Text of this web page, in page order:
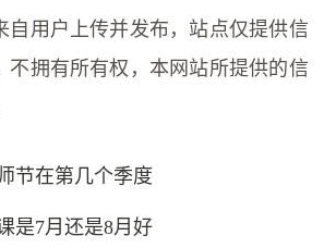
自用户上传并发布，站点仅提供信
不拥有所有权，本网站所提供的信
节在第几个季度
是7月还是8月好